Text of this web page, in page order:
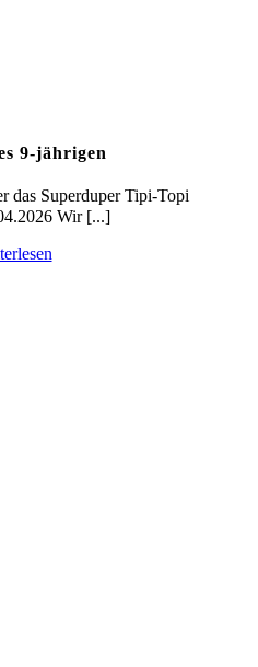
9-jährigen
das Superduper Tipi-Topi
Wir [...]